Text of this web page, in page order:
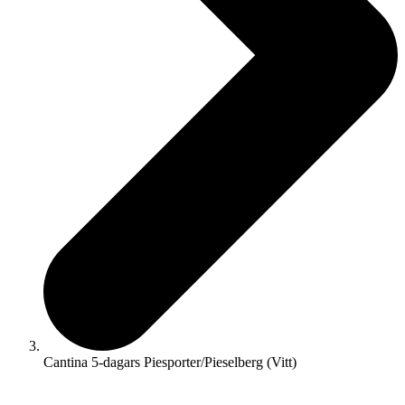
Cantina 5-dagars Piesporter/Pieselberg (Vitt)